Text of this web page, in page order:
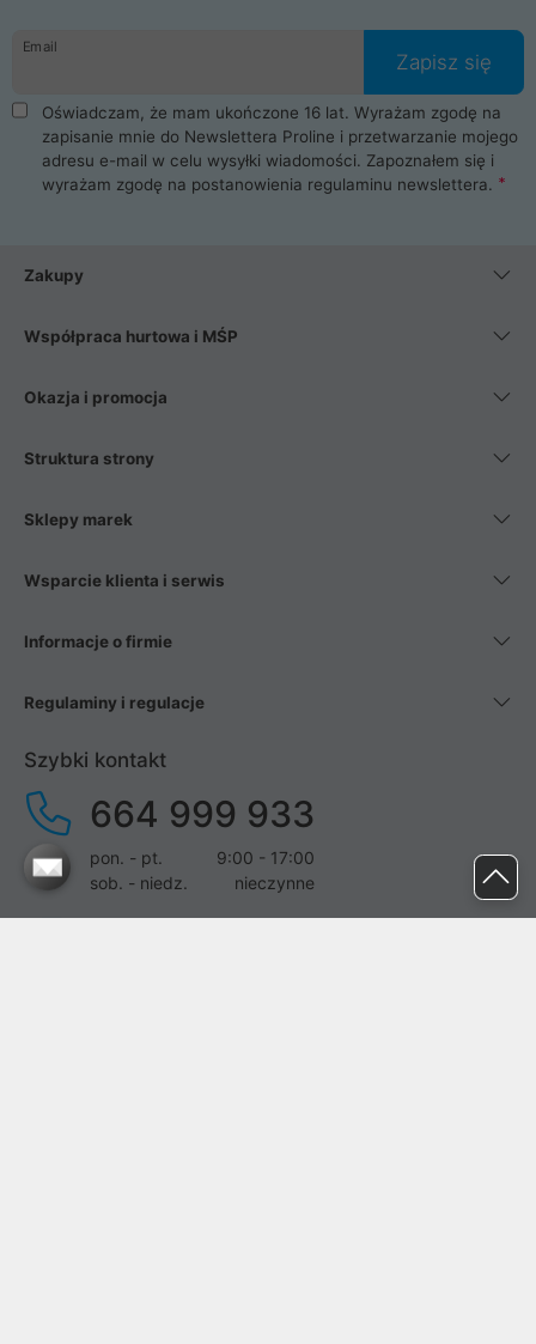
Email
Zapisz się
Oświadczam, że mam ukończone 16 lat. Wyrażam zgodę na
zapisanie mnie do Newslettera Proline i przetwarzanie mojego
adresu e-mail w celu wysyłki wiadomości. Zapoznałem się i
wyrażam zgodę na postanowienia regulaminu newslettera.
Zakupy
Współpraca hurtowa i MŚP
Okazja i promocja
Struktura strony
Sklepy marek
Wsparcie klienta i serwis
Informacje o firmie
Regulaminy i regulacje
Szybki kontakt
664 999 933
pon. - pt.
9:00 - 17:00
sob. - niedz.
nieczynne